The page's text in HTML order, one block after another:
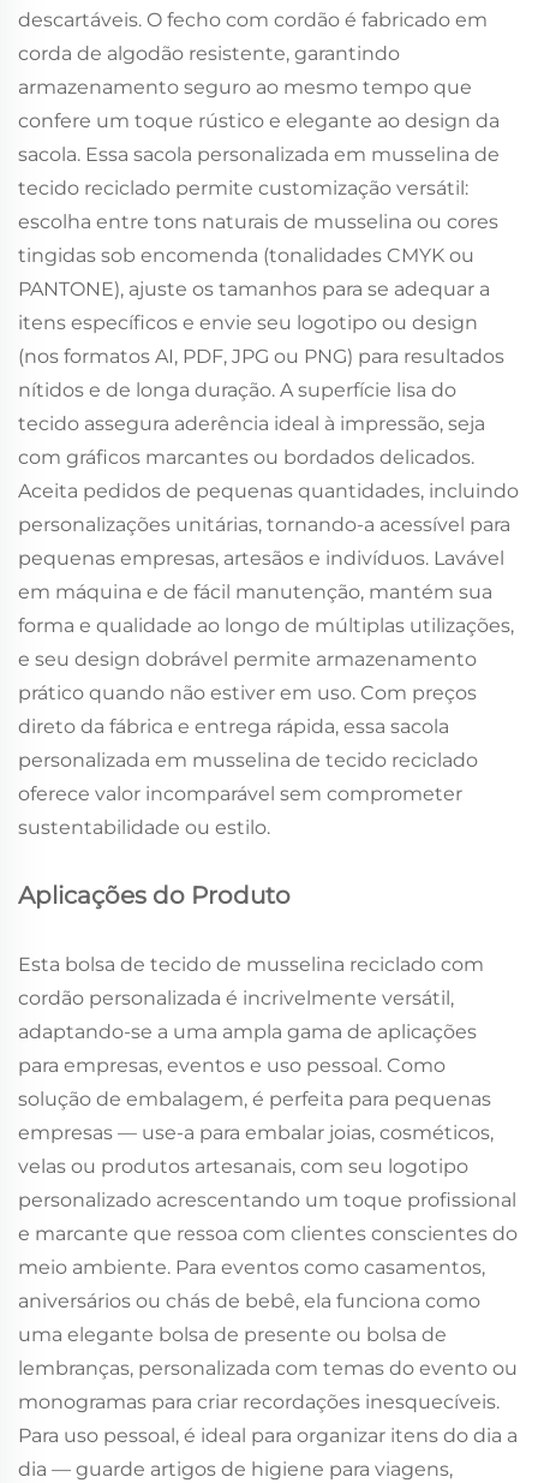
descartáveis. O fecho com cordão é fabricado em
corda de algodão resistente, garantindo
armazenamento seguro ao mesmo tempo que
confere um toque rústico e elegante ao design da
sacola. Essa sacola personalizada em musselina de
tecido reciclado permite customização versátil:
escolha entre tons naturais de musselina ou cores
tingidas sob encomenda (tonalidades CMYK ou
PANTONE), ajuste os tamanhos para se adequar a
itens específicos e envie seu logotipo ou design
(nos formatos AI, PDF, JPG ou PNG) para resultados
nítidos e de longa duração. A superfície lisa do
tecido assegura aderência ideal à impressão, seja
com gráficos marcantes ou bordados delicados.
Aceita pedidos de pequenas quantidades, incluindo
personalizações unitárias, tornando-a acessível para
pequenas empresas, artesãos e indivíduos. Lavável
em máquina e de fácil manutenção, mantém sua
forma e qualidade ao longo de múltiplas utilizações,
e seu design dobrável permite armazenamento
prático quando não estiver em uso. Com preços
direto da fábrica e entrega rápida, essa sacola
personalizada em musselina de tecido reciclado
oferece valor incomparável sem comprometer
sustentabilidade ou estilo.
Aplicações do Produto
Esta bolsa de tecido de musselina reciclado com
cordão personalizada é incrivelmente versátil,
adaptando-se a uma ampla gama de aplicações
para empresas, eventos e uso pessoal. Como
solução de embalagem, é perfeita para pequenas
empresas — use-a para embalar joias, cosméticos,
velas ou produtos artesanais, com seu logotipo
personalizado acrescentando um toque profissional
e marcante que ressoa com clientes conscientes do
meio ambiente. Para eventos como casamentos,
aniversários ou chás de bebê, ela funciona como
uma elegante bolsa de presente ou bolsa de
lembranças, personalizada com temas do evento ou
monogramas para criar recordações inesquecíveis.
Para uso pessoal, é ideal para organizar itens do dia a
dia — guarde artigos de higiene para viagens,